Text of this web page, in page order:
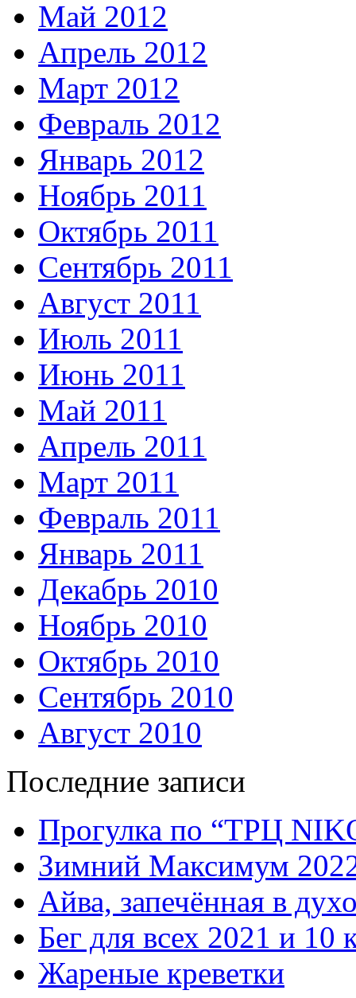
Май 2012
Апрель 2012
Март 2012
Февраль 2012
Январь 2012
Ноябрь 2011
Октябрь 2011
Сентябрь 2011
Август 2011
Июль 2011
Июнь 2011
Май 2011
Апрель 2011
Март 2011
Февраль 2011
Январь 2011
Декабрь 2010
Ноябрь 2010
Октябрь 2010
Сентябрь 2010
Август 2010
Последние записи
Прогулка по “ТРЦ
Зимний Максимум
Айва, запечённая в
Бег для всех 2021 и 10
Жареные креветки